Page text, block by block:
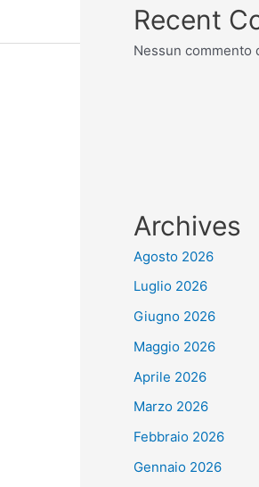
Recent
Nessun commento
Archives
Agosto 2026
Luglio 2026
Giugno 2026
Maggio 2026
Aprile 2026
Marzo 2026
Febbraio 2026
Gennaio 2026